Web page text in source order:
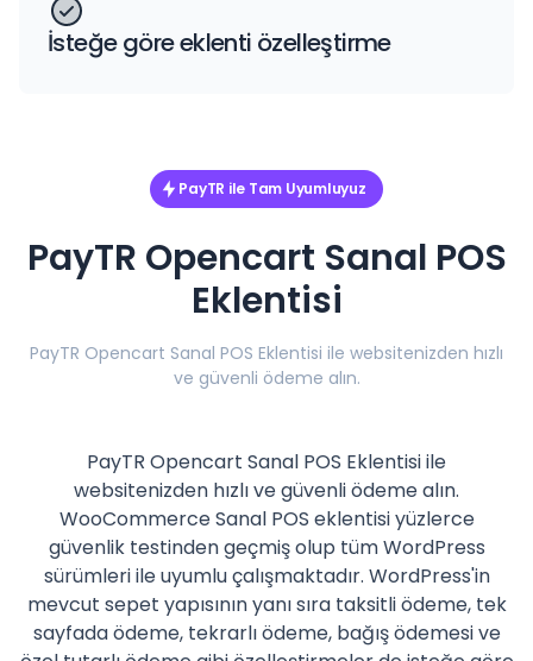
İsteğe göre eklenti özelleştirme
PayTR ile Tam Uyumluyuz
PayTR Opencart Sanal POS
Eklentisi
PayTR Opencart Sanal POS Eklentisi ile websitenizden hızlı
ve güvenli ödeme alın.
PayTR Opencart Sanal POS Eklentisi ile
websitenizden hızlı ve güvenli ödeme alın.
WooCommerce Sanal POS eklentisi yüzlerce
güvenlik testinden geçmiş olup tüm WordPress
sürümleri ile uyumlu çalışmaktadır. WordPress'in
mevcut sepet yapısının yanı sıra taksitli ödeme, tek
sayfada ödeme, tekrarlı ödeme, bağış ödemesi ve